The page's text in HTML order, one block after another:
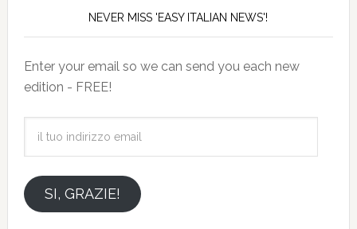
NEVER MISS 'EASY ITALIAN NEWS'!
Enter your email so we can send you each new
edition - FREE!
emailSI, GRAZIE!